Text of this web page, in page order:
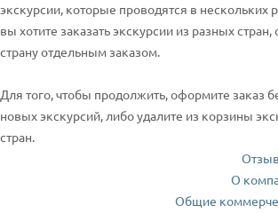
экскурсии, которые проводятся в нескольких
вы хотите заказать экскурсии из разных
страну отдельным заказом.
Для того, чтобы продолжить, оформите заказ
новых экскурсий, либо удалите из корзины
стран.
О
Общие